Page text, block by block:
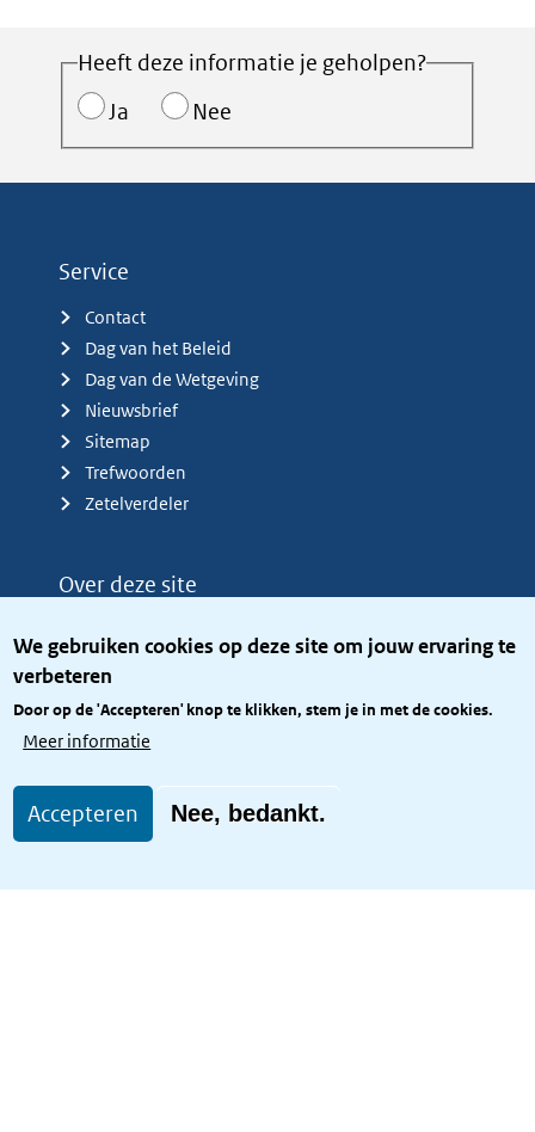
We gebruiken cookies op deze site om jouw ervaring te
verbeteren
Door op de 'Accepteren' knop te klikken, stem je in met de cookies.
Meer informatie
Accepteren Nee, bedankt.
Heeft deze informatie je geholpen?
Ja
Nee
Service
Contact
Dag van het Beleid
Dag van de Wetgeving
Nieuwsbrief
Sitemap
Trefwoorden
Zetelverdeler
Over deze site
Privacy
Toegang site openbaar
Toegankelijkheid